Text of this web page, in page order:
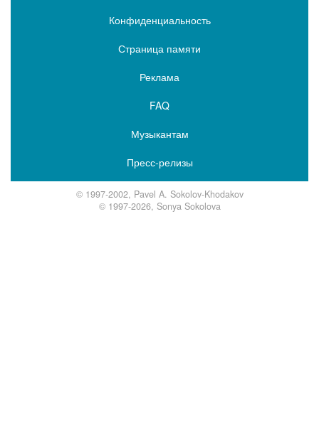
Конфиденциальность
Страница памяти
Реклама
FAQ
Музыкантам
Пресс-релизы
© 1997-2002, Pavel A. Sokolov-Khodakov
© 1997-2026, Sonya Sokolova